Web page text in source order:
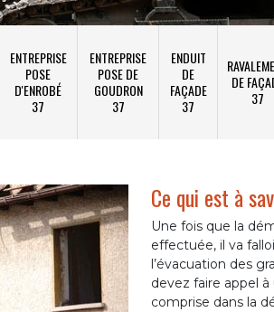
ENTREPRISE
POSE
D'ENROBÉ
37
ENTREPRISE
POSE DE
GOUDRON
37
ENDUIT
DE
FAÇADE
37
DE
37
Ce qui est à
Une fois que la
effectuée, il va
l’évacuation des
devez faire appel
comprise dans la